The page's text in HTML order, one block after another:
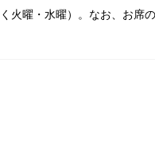
火曜・水曜）。なお、お席